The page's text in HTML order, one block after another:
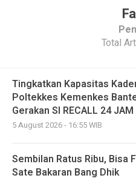
Total
Tingkatkan Kapasitas
Poltekkes Kemenkes
Gerakan SI RECALL 24 JAM
5 August 2026 - 16:55 WIB
Sembilan Ratus Ribu, Bisa
Sate Bakaran Bang Dhik